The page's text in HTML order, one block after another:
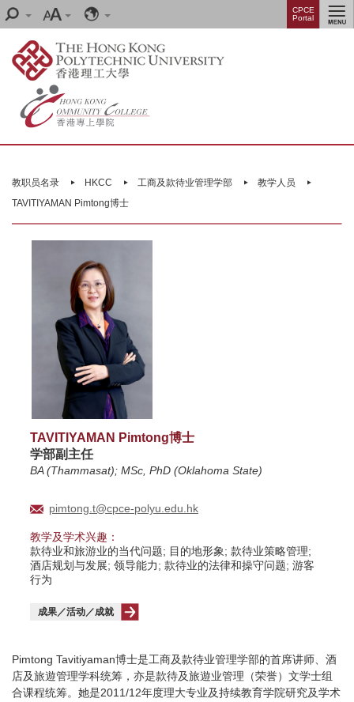
Skip
to
content
Search
Font
size
Language
CPCE
Portal
Menu
start教职员名录 HKCC 工商及款待业管理学部
教学人员
TAVITIYAMAN Pimtong博士
TAVITIYAMAN Pimtong博士
学部副主任
BA (Thammasat); MSc, PhD (Oklahoma State)
pimtong.t@cpce-polyu.edu.hk
教学及学术兴趣：
款待业和旅游业的当代问题; 目的地形象; 款待业策略管理;
酒店规划与发展; 领导能力; 款待业的法律和操守问题; 游客
行为
成果／活动／成就
Pimtong Tavitiyaman博士是工商及款待业管理学部的首席讲师、酒
店及旅遊管理学科统筹，亦是款待及旅遊业管理（荣誉）文学士组
合课程统筹。她是2011/12年度理大专业及持续教育学院研究及学术